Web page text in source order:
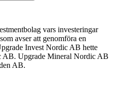
vars investeringar
avser att genomföra en
Invest Nordic AB hette
AB. Upgrade Mineral Nordic AB
AB.